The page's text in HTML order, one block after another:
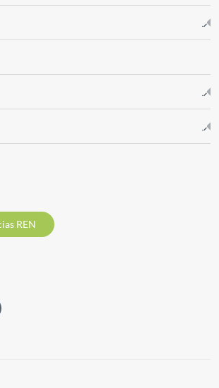
REN